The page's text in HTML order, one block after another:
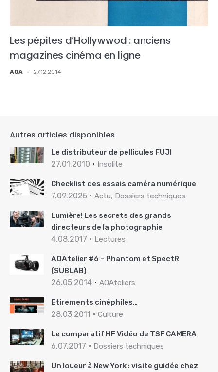
Les pépites d’Hollywwod : anciens
magazines cinéma en ligne
AOA - 27.12.2014
Autres articles disponibles
Le distributeur de pellicules FUJI
27.01.2010 Insolite
Checklist des essais caméra numérique
7.09.2025 Actu, Dossiers techniques
Lumière! Les secrets des grands
directeurs de la photographie
4.08.2017 Lectures
AOAtelier #6 – Phantom et SpectR
(SUBLAB)
26.05.2014 AOAteliers
Etirements cinéphiles…
28.03.2011 Culture
Le comparatif HF Vidéo de TSF CAMERA
6.07.2017 Dossiers techniques
Un loueur à New York : visite guidée chez